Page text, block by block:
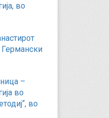
во
Германски
–
во
во